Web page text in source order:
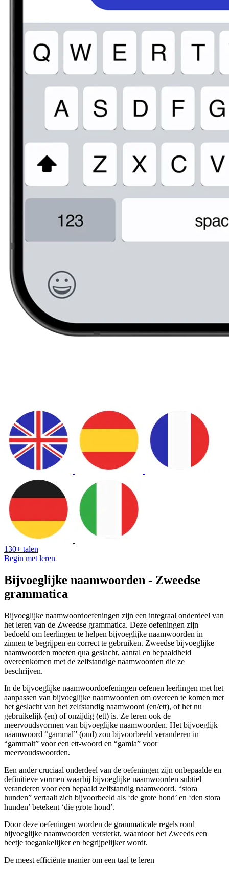
130+ talen
Begin met leren
Bijvoeglijke naamwoorden - Zweedse
grammatica
Bijvoeglijke naamwoordoefeningen zijn een integraal onderdeel van
het leren van de Zweedse grammatica. Deze oefeningen zijn
bedoeld om leerlingen te helpen bijvoeglijke naamwoorden in
zinnen te begrijpen en correct te gebruiken. Zweedse bijvoeglijke
naamwoorden moeten qua geslacht, aantal en bepaaldheid
overeenkomen met de zelfstandige naamwoorden die ze
beschrijven.
In de bijvoeglijke naamwoordoefeningen oefenen leerlingen met het
aanpassen van bijvoeglijke naamwoorden om overeen te komen met
het geslacht van het zelfstandig naamwoord (en/ett), of het nu
gebruikelijk (en) of onzijdig (ett) is. Ze leren ook de
meervoudsvormen van bijvoeglijke naamwoorden. Het bijvoeglijk
naamwoord “gammal” (oud) zou bijvoorbeeld veranderen in
“gammalt” voor een ett-woord en “gamla” voor
meervoudswoorden.
Een ander cruciaal onderdeel van de oefeningen zijn onbepaalde en
definitieve vormen waarbij bijvoeglijke naamwoorden subtiel
veranderen voor een bepaald zelfstandig naamwoord. “stora
hunden” vertaalt zich bijvoorbeeld als ‘de grote hond’ en ‘den stora
hunden’ betekent ‘die grote hond’.
Door deze oefeningen worden de grammaticale regels rond
bijvoeglijke naamwoorden versterkt, waardoor het Zweeds een
beetje toegankelijker en begrijpelijker wordt.
De meest efficiënte manier om een taal te leren